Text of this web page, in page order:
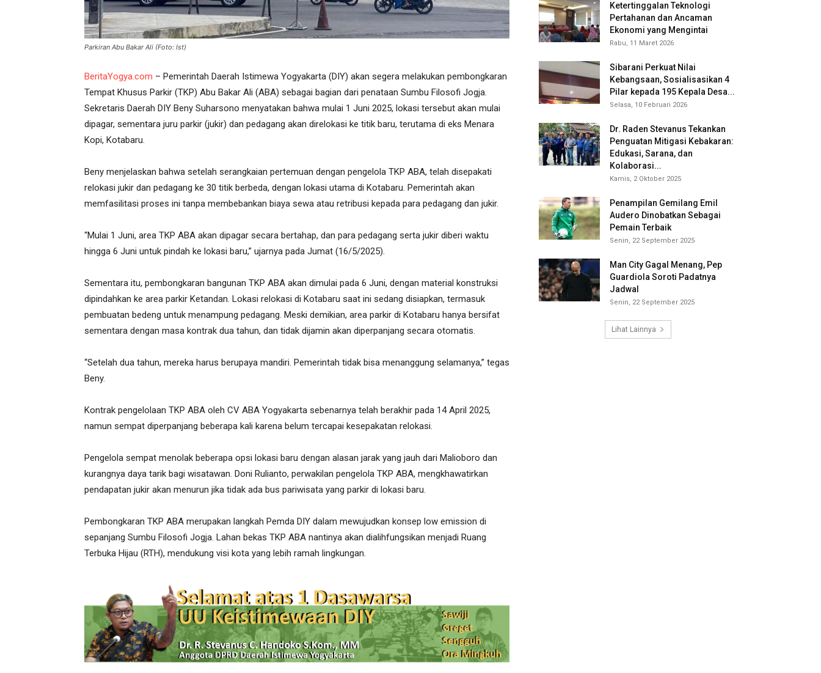
Parkiran Abu Bakar Ali (Foto: Ist)
BeritaYogya.com – Pemerintah Daerah Istimewa Yogyakarta (DIY) akan segera melakukan pembongkaran
Tempat Khusus Parkir (TKP) Abu Bakar Ali (ABA) sebagai bagian dari penataan Sumbu Filosofi Jogja.
Sekretaris Daerah DIY Beny Suharsono menyatakan bahwa mulai 1 Juni 2025, lokasi tersebut akan mulai
dipagar, sementara juru parkir (jukir) dan pedagang akan direlokasi ke titik baru, terutama di eks Menara
Kopi, Kotabaru.
Beny menjelaskan bahwa setelah serangkaian pertemuan dengan pengelola TKP ABA, telah disepakati
relokasi jukir dan pedagang ke 30 titik berbeda, dengan lokasi utama di Kotabaru. Pemerintah akan
memfasilitasi proses ini tanpa membebankan biaya sewa atau retribusi kepada para pedagang dan jukir.
“Mulai 1 Juni, area TKP ABA akan dipagar secara bertahap, dan para pedagang serta jukir diberi waktu
hingga 6 Juni untuk pindah ke lokasi baru,” ujarnya pada Jumat (16/5/2025).
Sementara itu, pembongkaran bangunan TKP ABA akan dimulai pada 6 Juni, dengan material konstruksi
dipindahkan ke area parkir Ketandan. Lokasi relokasi di Kotabaru saat ini sedang disiapkan, termasuk
pembuatan bedeng untuk menampung pedagang. Meski demikian, area parkir di Kotabaru hanya bersifat
sementara dengan masa kontrak dua tahun, dan tidak dijamin akan diperpanjang secara otomatis.
“Setelah dua tahun, mereka harus berupaya mandiri. Pemerintah tidak bisa menanggung selamanya,” tegas
Beny.
Kontrak pengelolaan TKP ABA oleh CV ABA Yogyakarta sebenarnya telah berakhir pada 14 April 2025,
namun sempat diperpanjang beberapa kali karena belum tercapai kesepakatan relokasi.
Pengelola sempat menolak beberapa opsi lokasi baru dengan alasan jarak yang jauh dari Malioboro dan
kurangnya daya tarik bagi wisatawan. Doni Rulianto, perwakilan pengelola TKP ABA, mengkhawatirkan
pendapatan jukir akan menurun jika tidak ada bus pariwisata yang parkir di lokasi baru.
Pembongkaran TKP ABA merupakan langkah Pemda DIY dalam mewujudkan konsep low emission di
sepanjang Sumbu Filosofi Jogja. Lahan bekas TKP ABA nantinya akan dialihfungsikan menjadi Ruang
Terbuka Hijau (RTH), mendukung visi kota yang lebih ramah lingkungan.
Ketertinggalan Teknologi
Pertahanan dan Ancaman
Ekonomi yang Mengintai
Rabu, 11 Maret 2026
Sibarani Perkuat Nilai
Kebangsaan, Sosialisasikan 4
Pilar kepada 195 Kepala Desa...
Selasa, 10 Februari 2026
Dr. Raden Stevanus Tekankan
Penguatan Mitigasi Kebakaran:
Edukasi, Sarana, dan
Kolaborasi...
Kamis, 2 Oktober 2025
Penampilan Gemilang Emil
Audero Dinobatkan Sebagai
Pemain Terbaik
Senin, 22 September 2025
Man City Gagal Menang, Pep
Guardiola Soroti Padatnya
Jadwal
Senin, 22 September 2025
Lihat Lainnya